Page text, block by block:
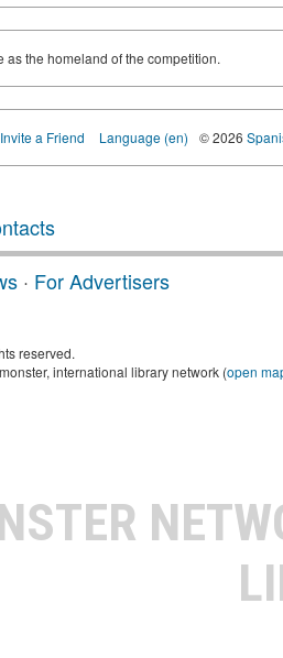
as the homeland of the competition.
Invite a Friend Language (en) © 2026
· For Advertisers
reserved.
international library network (open